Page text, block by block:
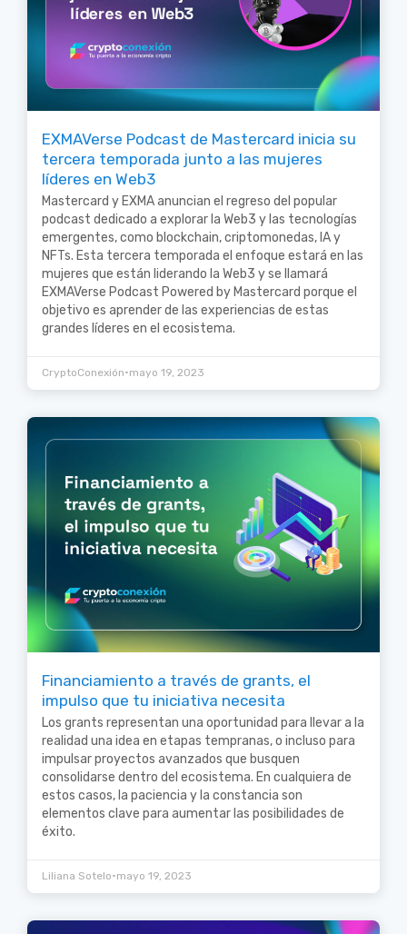
EXMAVerse Podcast de Mastercard inicia su
tercera temporada junto a las mujeres
líderes en Web3
Mastercard y EXMA anuncian el regreso del popular
podcast dedicado a explorar la Web3 y las tecnologías
emergentes, como blockchain, criptomonedas, IA y
NFTs. Esta tercera temporada el enfoque estará en las
mujeres que están liderando la Web3 y se llamará
EXMAVerse Podcast Powered by Mastercard porque el
objetivo es aprender de las experiencias de estas
grandes líderes en el ecosistema.
CryptoConexión•mayo 19, 2023
Financiamiento a través de grants, el
impulso que tu iniciativa necesita
Los grants representan una oportunidad para llevar a la
realidad una idea en etapas tempranas, o incluso para
impulsar proyectos avanzados que busquen
consolidarse dentro del ecosistema. En cualquiera de
estos casos, la paciencia y la constancia son
elementos clave para aumentar las posibilidades de
éxito.
Liliana Sotelo•mayo 19, 2023